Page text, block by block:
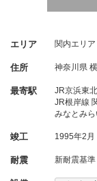
エリア 関内エリア
住所 神奈川県
最寄駅
JR京浜東
JR根岸線
みなとみ
竣工 1995年2月
耐震 新耐震基準